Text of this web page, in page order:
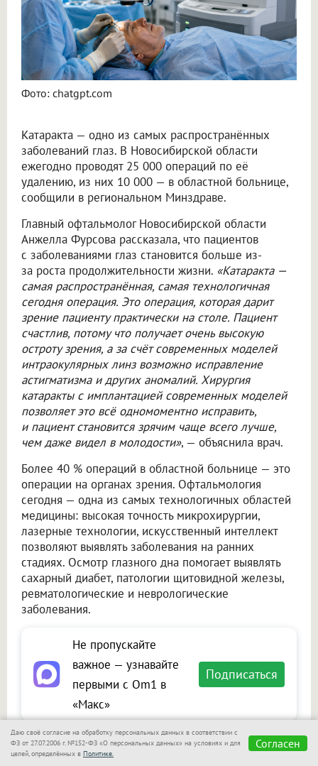
Фото: chatgpt.com
Катаракта — одно из самых распространённых
заболеваний глаз. В Новосибирской области
ежегодно проводят 25 000 операций по её
удалению, из них 10 000 — в областной больнице,
сообщили в региональном Минздраве.
Главный офтальмолог Новосибирской области
Анжелла Фурсова рассказала, что пациентов
с заболеваниями глаз становится больше из-
за роста продолжительности жизни. «Катаракта —
самая распространённая, самая технологичная
сегодня операция. Это операция, которая дарит
зрение пациенту практически на столе. Пациент
счастлив, потому что получает очень высокую
остроту зрения, а за счёт современных моделей
интраокулярных линз возможно исправление
астигматизма и других аномалий. Хирургия
катаракты с имплантацией современных моделей
позволяет это всё одномоментно исправить,
и пациент становится зрячим чаще всего лучше,
чем даже видел в молодости», — объяснила врач.
Более 40 % операций в областной больнице — это
операции на органах зрения. Офтальмология
сегодня — одна из самых технологичных областей
медицины: высокая точность микрохирургии,
лазерные технологии, искусственный интеллект
позволяют выявлять заболевания на ранних
стадиях. Осмотр глазного дна помогает выявлять
сахарный диабет, патологии щитовидной железы,
ревматологические и неврологические
заболевания.
Не пропускайте
важное — узнавайте
первыми с Om1 в
«Макс»
Подписаться
Читайте также на портале Om1.ru
Даю своё согласие на обработку персональных данных в соответствии с
ФЗ от 27.07.2006 г. №152-ФЗ «О персональных данных» на условиях и для
целей, определённых в Политике.
Согласен